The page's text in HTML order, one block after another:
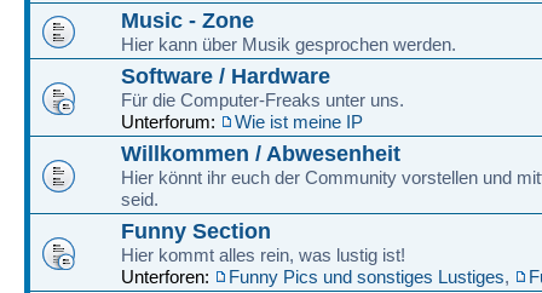
Music - Zone
Hier kann über Musik gesprochen werden.
Software / Hardware
Für die Computer-Freaks unter uns.
Unterforum:
Wie ist meine IP
Willkommen / Abwesenheit
Hier könnt ihr euch der Community vorstellen und
seid.
Funny Section
Hier kommt alles rein, was lustig ist!
Unterforen:
Funny Pics und sonstiges Lustiges,